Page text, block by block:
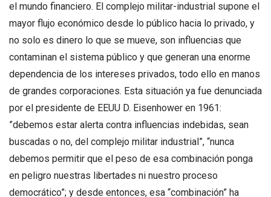
el mundo financiero. El complejo militar-industrial supone el
mayor flujo económico desde lo público hacia lo privado, y
no solo es dinero lo que se mueve, son influencias que
contaminan el sistema público y que generan una enorme
dependencia de los intereses privados, todo ello en manos
de grandes corporaciones. Esta situación ya fue denunciada
por el presidente de EEUU D. Eisenhower en 1961:
”debemos estar alerta contra influencias indebidas, sean
buscadas o no, del complejo militar industrial”, “nunca
debemos permitir que el peso de esa combinación ponga
en peligro nuestras libertades ni nuestro proceso
democrático”; y desde entonces, esa “combinación” ha